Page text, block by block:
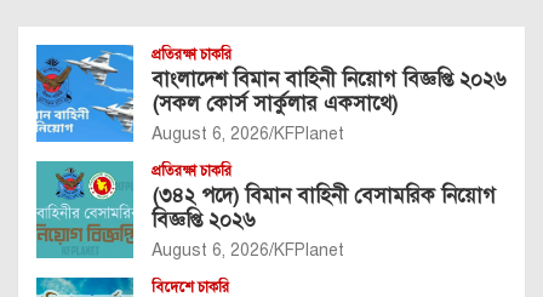
প্রতিরক্ষা চাকরি
বাংলাদেশ বিমান বাহিনী নিয়োগ বিজ্ঞপ্তি ২০২৬
(সকল কোর্স সার্কুলার একসাথে)
August 6, 2026 KFPlanet
প্রতিরক্ষা চাকরি
(৩৪২ পদে) বিমান বাহিনী বেসামরিক নিয়োগ
বিজ্ঞপ্তি ২০২৬
August 6, 2026 KFPlanet
বিদেশে চাকরি